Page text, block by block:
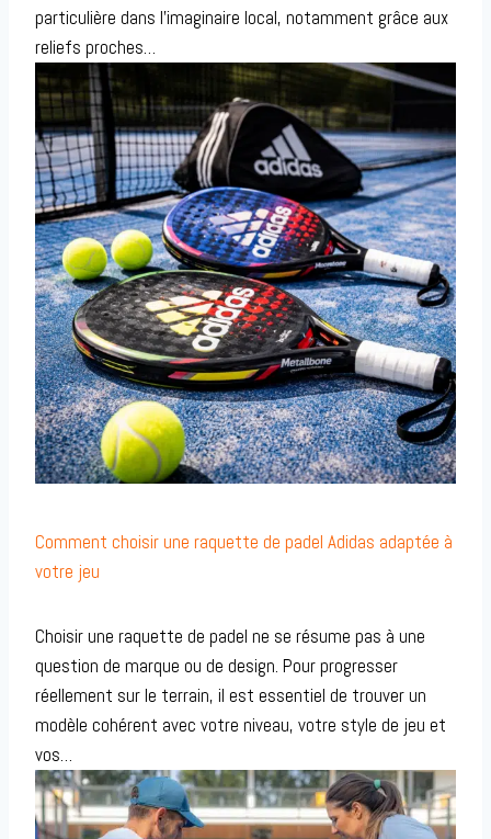
particulière dans l’imaginaire local, notamment grâce aux
reliefs proches…
Comment choisir une raquette de padel Adidas adaptée à
votre jeu
Choisir une raquette de padel ne se résume pas à une
question de marque ou de design. Pour progresser
réellement sur le terrain, il est essentiel de trouver un
modèle cohérent avec votre niveau, votre style de jeu et
vos…